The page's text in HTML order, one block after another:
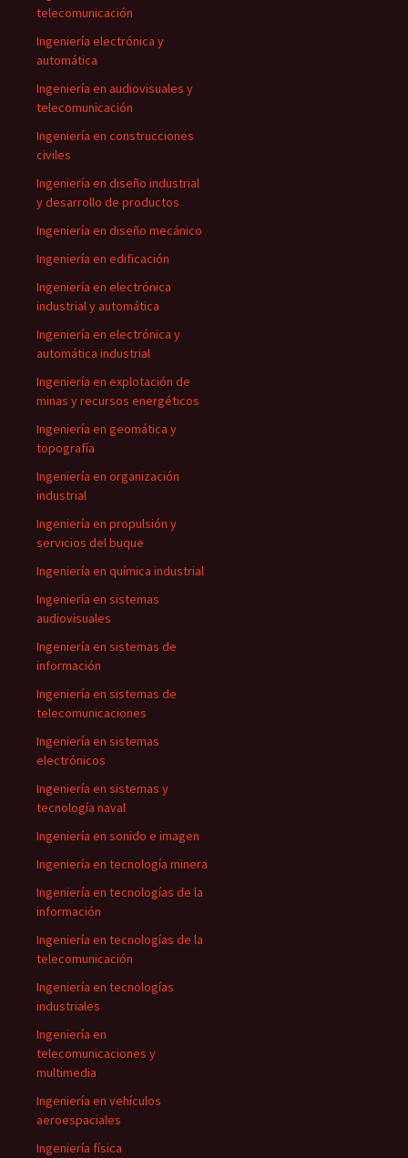
telecomunicación
Ingeniería electrónica y
automática
Ingeniería en audiovisuales y
telecomunicación
Ingeniería en construcciones
civiles
Ingeniería en diseño industrial
y desarrollo de productos
Ingeniería en diseño mecánico
Ingeniería en edificación
Ingeniería en electrónica
industrial y automática
Ingeniería en electrónica y
automática industrial
Ingeniería en explotación de
minas y recursos energéticos
Ingeniería en geomática y
topografía
Ingeniería en organización
industrial
Ingeniería en propulsión y
servicios del buque
Ingeniería en química industrial
Ingeniería en sistemas
audiovisuales
Ingeniería en sistemas de
información
Ingeniería en sistemas de
telecomunicaciones
Ingeniería en sistemas
electrónicos
Ingeniería en sistemas y
tecnología naval
Ingeniería en sonido e imagen
Ingeniería en tecnología minera
Ingeniería en tecnologías de la
información
Ingeniería en tecnologías de la
telecomunicación
Ingeniería en tecnologías
industriales
Ingeniería en
telecomunicaciones y
multimedia
Ingeniería en vehículos
aeroespaciales
Ingeniería física